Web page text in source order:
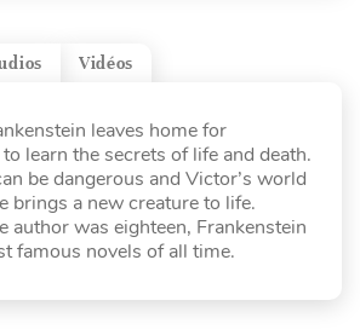
Vidéos
leaves home for
learn the secrets of life and death.
be dangerous and Victor’s world
brings a new creature to life.
author was eighteen, Frankenstein
famous novels of all time.